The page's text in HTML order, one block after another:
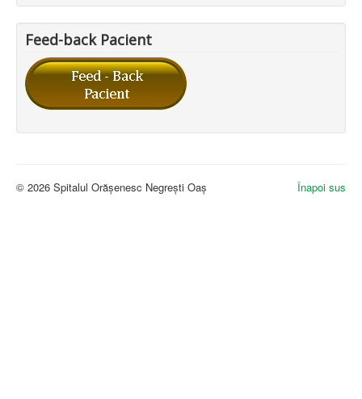
Feed-back Pacient
Înapoi sus
© 2026 Spitalul Orășenesc Negrești Oaș